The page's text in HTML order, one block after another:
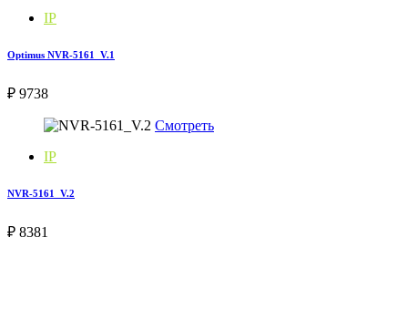
IP
Optimus NVR-5161_V.1
₽ 9738
Смотреть
IP
NVR-5161_V.2
₽ 8381